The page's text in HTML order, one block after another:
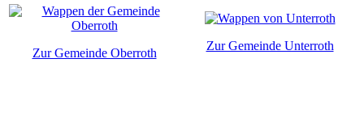
Zur Gemeinde Oberroth
Zur Gemeinde Unterroth